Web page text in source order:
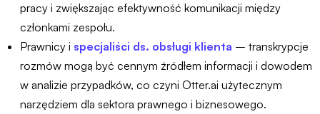
pracy i zwiększając efektywność komunikacji między
członkami zespołu.
Prawnicy i specjaliści ds. obsługi klienta – transkrypcje
rozmów mogą być cennym źródłem informacji i dowodem
w analizie przypadków, co czyni Otter.ai użytecznym
narzędziem dla sektora prawnego i biznesowego.